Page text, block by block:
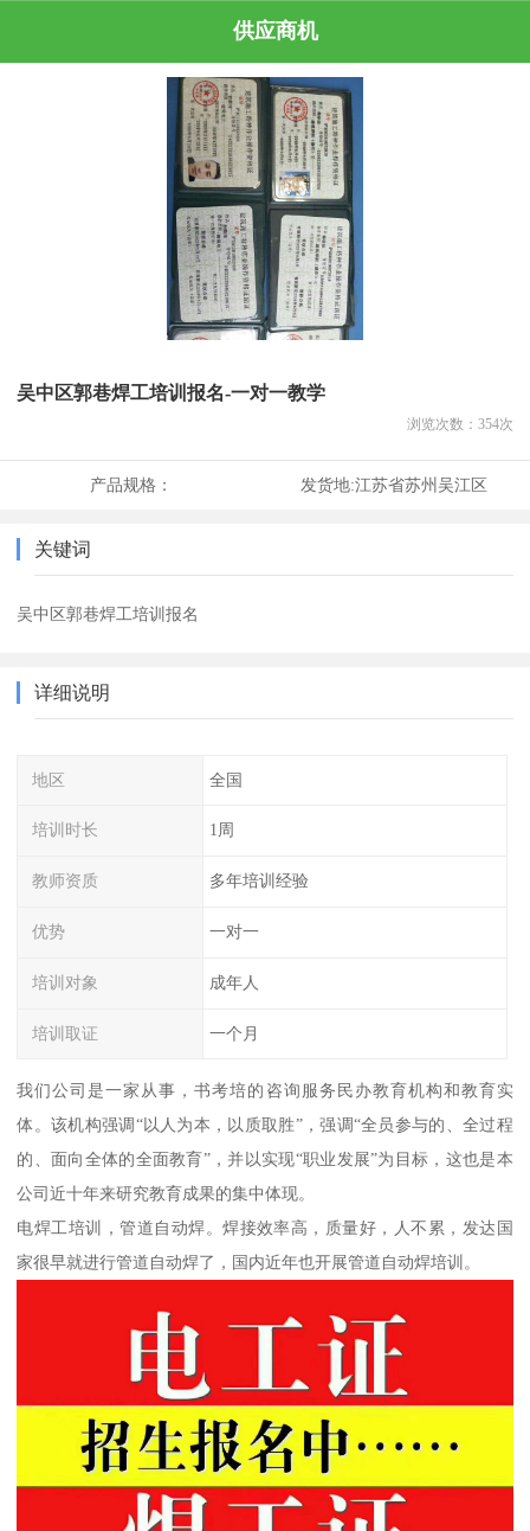
供应商机
吴中区郭巷焊工培训报名-一对一教学
浏览次数： 354次
产品规格： 发货地:江苏省苏州吴江区
关键词
吴中区郭巷焊工培训报名
详细说明
地区 全国
培训时长 1周
教师资质 多年培训经验
优势 一对一
培训对象 成年人
培训取证 一个月
我们公司是一家从事，书考培的咨询服务民办教育机构和教育实
体。该机构强调“以人为本，以质取胜”，强调“全员参与的、全过程
的、面向全体的全面教育”，并以实现“职业发展”为目标，这也是本
公司近十年来研究教育成果的集中体现。
电焊工培训，管道自动焊。焊接效率高，质量好，人不累，发达国
家很早就进行管道自动焊了，国内近年也开展管道自动焊培训。